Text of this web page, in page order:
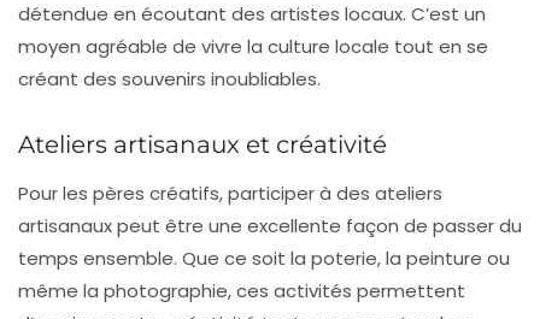
détendue en écoutant des artistes locaux. C’est un
moyen agréable de vivre la culture locale tout en se
créant des souvenirs inoubliables.
Ateliers artisanaux et créativité
Pour les pères créatifs, participer à des ateliers
artisanaux peut être une excellente façon de passer du
temps ensemble. Que ce soit la poterie, la peinture ou
même la photographie, ces activités permettent